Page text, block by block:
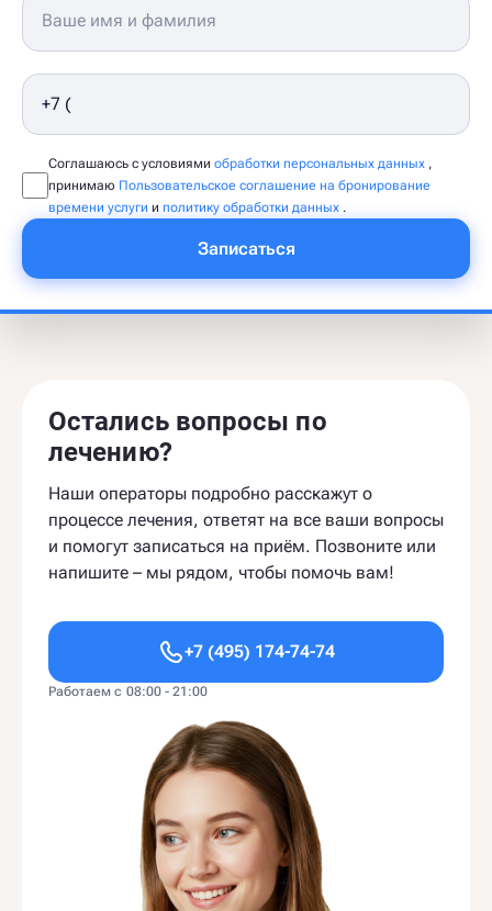
Соглашаюсь с условиями обработки персональных данных ,
принимаю Пользовательское соглашение на бронирование
времени услуги и политику обработки данных .
Записаться
Остались вопросы по
лечению?
Наши операторы подробно расскажут о
процессе лечения, ответят на все ваши вопросы
и помогут записаться на приём. Позвоните или
напишите – мы рядом, чтобы помочь вам!
+7 (495) 174-74-74
Работаем с 08:00 - 21:00